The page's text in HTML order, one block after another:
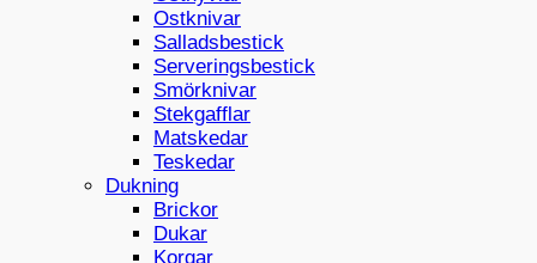
Ostknivar
Salladsbestick
Serveringsbestick
Smörknivar
Stekgafflar
Matskedar
Teskedar
Dukning
Brickor
Dukar
Korgar